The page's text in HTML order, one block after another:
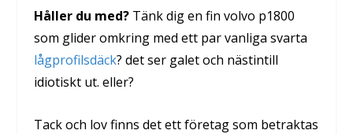
Håller du med?Tänk dig en fin volvo p1800
som glider omkring med ett par vanliga svarta
lågprofilsdäck? det ser galet och nästintill
idiotiskt ut. eller?
Tack och lov finns det ett företag som betraktas